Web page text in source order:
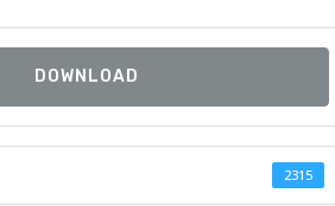
DOWNLOAD
2315